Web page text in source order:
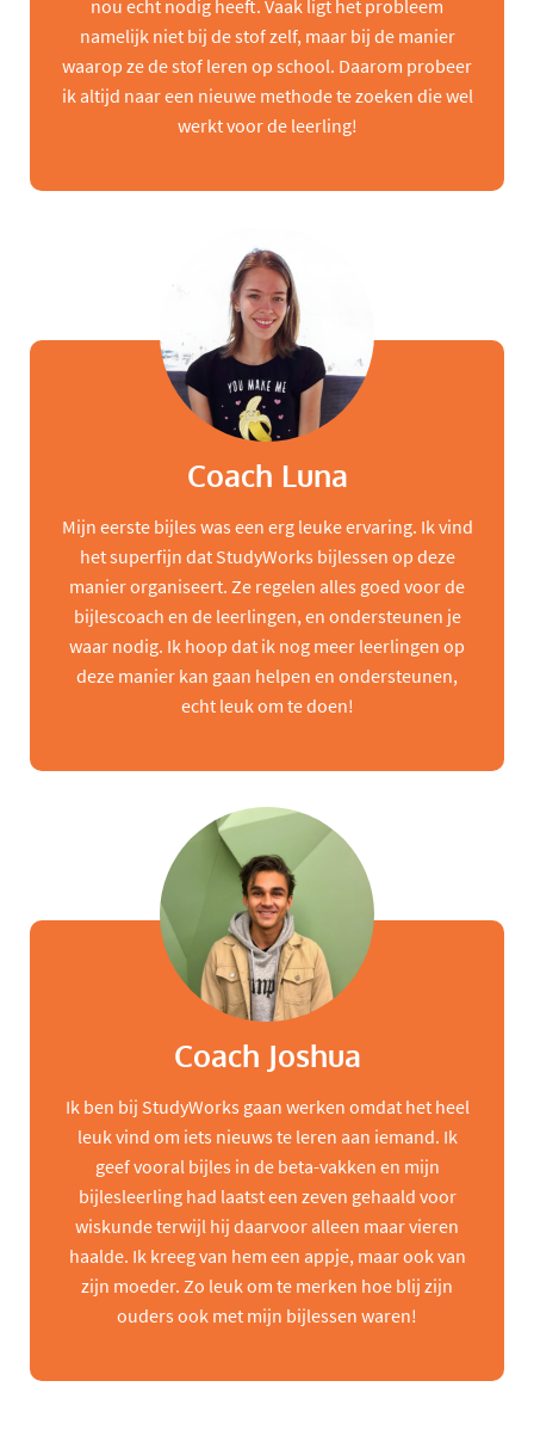
nou echt nodig heeft. Vaak ligt het probleem
namelijk niet bij de stof zelf, maar bij de manier
waarop ze de stof leren op school. Daarom probeer
ik altijd naar een nieuwe methode te zoeken die wel
werkt voor de leerling!
Coach Luna
Mijn eerste bijles was een erg leuke ervaring. Ik vind
het superfijn dat StudyWorks bijlessen op deze
manier organiseert. Ze regelen alles goed voor de
bijlescoach en de leerlingen, en ondersteunen je
waar nodig. Ik hoop dat ik nog meer leerlingen op
deze manier kan gaan helpen en ondersteunen,
echt leuk om te doen!
Coach Joshua
Ik ben bij StudyWorks gaan werken omdat het heel
leuk vind om iets nieuws te leren aan iemand. Ik
geef vooral bijles in de beta-vakken en mijn
bijlesleerling had laatst een zeven gehaald voor
wiskunde terwijl hij daarvoor alleen maar vieren
haalde. Ik kreeg van hem een appje, maar ook van
zijn moeder. Zo leuk om te merken hoe blij zijn
ouders ook met mijn bijlessen waren!